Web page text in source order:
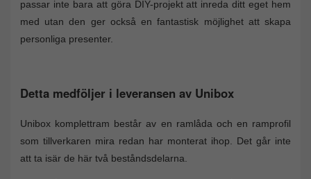
passar inte bara att göra DIY-projekt att inreda ditt eget hem
med utan den ger också en fantastisk möjlighet att skapa
personliga presenter.
Detta medföljer i leveransen av Unibox
Unibox komplettram består av en ramlåda och en ramprofil
som tillverkaren mira redan har monterat ihop. Det går inte
att ta isär de här två beståndsdelarna.